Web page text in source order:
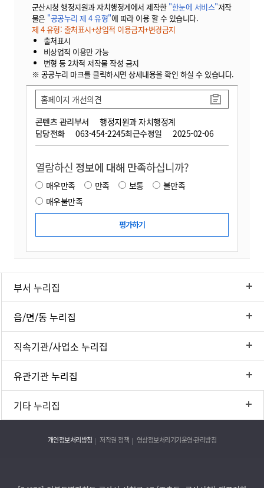
군산시청 행정지원과 자치행정계에서 제작한 "한눈에 서비스"저작
물은 "공공누리 제 4 유형"에 따라 이용 할 수 있습니다.
제 4 유형: 출처표시+상업적 이용금지+변경금지
출처표시
비상업적 이용만 가능
변형 등 2차적 저작물 작성 금지
※ 공공누리 마크를 클릭하시면 상세내용을 확인 하실 수 있습니다.
콘텐츠 관리부서
행정지원과 자치행정계
담당전화
063-454-2245최근수정일 2025-02-06
홈페이지 개선의견
열람하신 정보에 대해 만족하십니까?
매우만족 만족 보통
불만족
매우불만족
부서 누리집
읍/면/동 누리집
직속기관/사업소 누리집
유관기관 누리집
기타 누리집
개인정보처리방침 저작권 정책 영상정보처리기기운영·관리방침